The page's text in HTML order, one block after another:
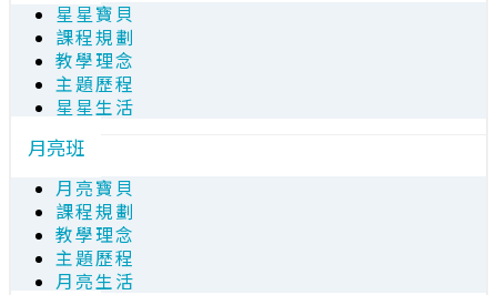
星星寶貝
課程規劃
教學理念
主題歷程
星星生活
月亮班
月亮寶貝
課程規劃
教學理念
主題歷程
月亮生活